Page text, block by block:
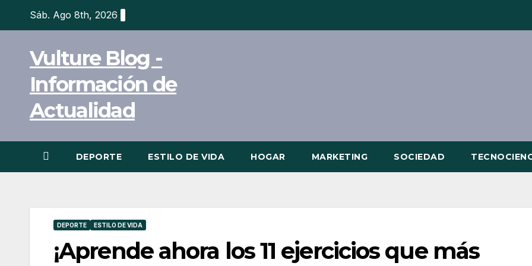
Sáb. Ago 8th, 2026
Vulture Blog -
Información de
Actualidad
DEPORTE ESTILO DE VIDA HOGAR MARKETING SOCIEDAD
DEPORTE ESTILO DE VIDA
¡Aprende ahora los 11 ejercicios que más